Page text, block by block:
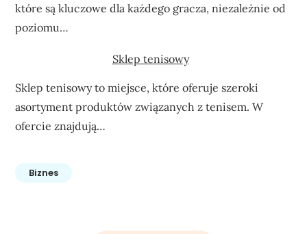
które są kluczowe dla każdego gracza, niezależnie od
poziomu…
Sklep tenisowy
Sklep tenisowy to miejsce, które oferuje szeroki
asortyment produktów związanych z tenisem. W
ofercie znajdują…
Biznes